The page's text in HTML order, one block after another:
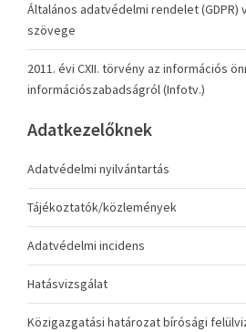
Általános adatvédelmi rendelet
szövege
2011. évi CXII. törvény az információs
információszabadságról (Infotv.)
Adatkezelőknek
Adatvédelmi nyilvántartás
Tájékoztatók/közlemények
Adatvédelmi incidens
Hatásvizsgálat
Közigazgatási határozat bírósági